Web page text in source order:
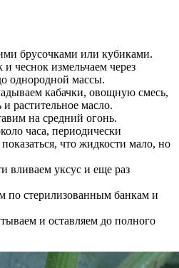
брусочками или кубиками.
чеснок измельчаем через
однородной массы.
кабачки, овощную смесь,
растительное масло.
на средний огонь.
часа, периодически
что жидкости мало, но
вливаем уксус и еще раз
по стерилизованным банкам и
и оставляем до полного